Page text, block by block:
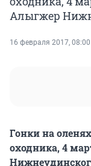
Алыгжер
16 февраля 2017, 08:00
Гонки на
оходника, 4